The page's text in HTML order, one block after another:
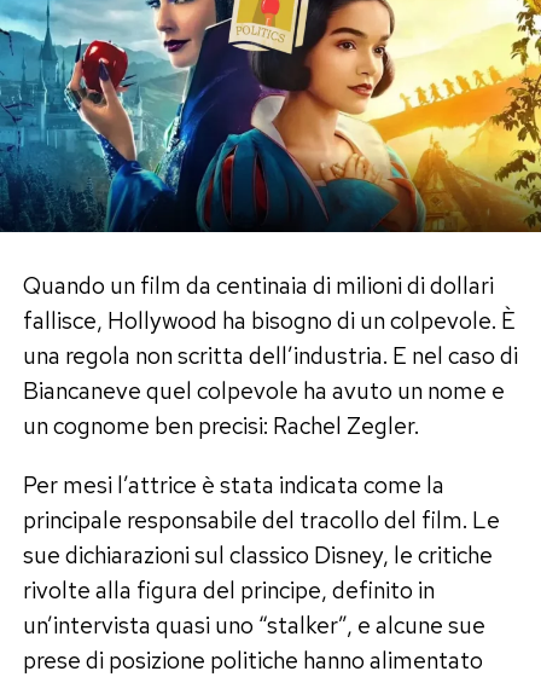
Quando un film da centinaia di milioni di dollari
fallisce, Hollywood ha bisogno di un colpevole. È
una regola non scritta dell’industria. E nel caso di
Biancaneve quel colpevole ha avuto un nome e
un cognome ben precisi: Rachel Zegler.
Per mesi l’attrice è stata indicata come la
principale responsabile del tracollo del film. Le
sue dichiarazioni sul classico Disney, le critiche
rivolte alla figura del principe, definito in
un’intervista quasi uno “stalker”, e alcune sue
prese di posizione politiche hanno alimentato